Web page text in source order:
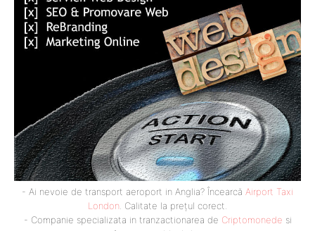
- Ai nevoie de transport aeroport in Anglia? Încearcă Airport Taxi
London . Calitate la prețul corect.
- Companie specializata in tranzactionarea de Criptomonede si